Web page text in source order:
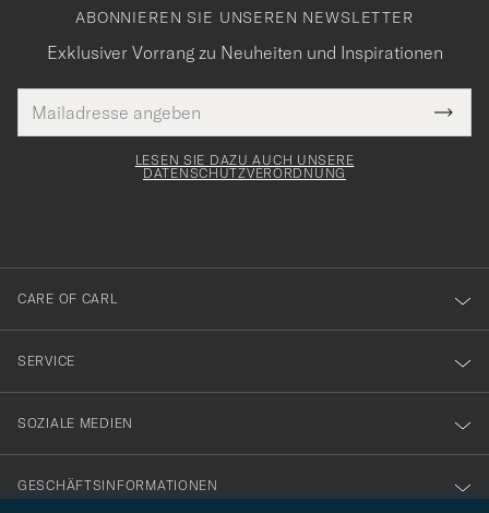
ABONNIEREN SIE UNSEREN NEWSLETTER
Exklusiver Vorrang zu Neuheiten und Inspirationen
Mail
Adresse
Tack
för
dig
till
vårt
nyhetsbrev!
LESEN SIE DAZU AUCH UNSERE
DATENSCHUTZVERORDNUNG
CARE OF CARL
SERVICE
SOZIALE MEDIEN
GESCHÄFTSINFORMATIONEN